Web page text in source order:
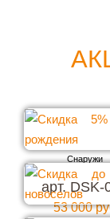
арт. DSK-
53 000